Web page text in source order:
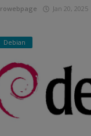
Jan 20, 2025
Debian